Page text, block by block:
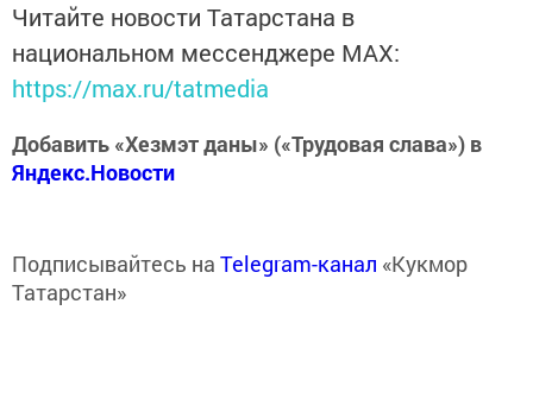
Читайте новости Татарстана в
национальном мессенджере MАХ:
https://max.ru/tatmedia
Добавить «Хезмэт даны» («Трудовая слава») в
Яндекс.Новости
Подписывайтесь на Telegram-канал «Кукмор
Татарстан»